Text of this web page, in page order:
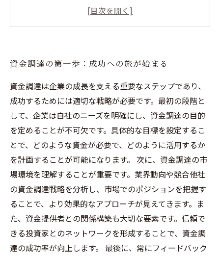
市場環境の理解：適切な資金調達方法を見つけ
未来を見据えて：資金調達の戦略的進化
資金調達の第一歩：成功への旅が始まる
資金調達は企業の成長を支える重要なステップであり、
成功するためには適切な戦略が必要です。最初の段階と
して、企業は自社のニーズを明確にし、資金調達の目的
を定めることが不可欠です。具体的な目標を設定するこ
とで、どのような資金が必要で、どのように活用するか
を計画することが可能になります。 次に、資金調達の市
場環境を理解することが重要です。業界動向や競合他社
の資金調達戦略を分析し、市場でのポジションを把握す
ることで、より効果的なアプローチが見えてきます。ま
た、資金提供者との関係構築も大切な要素です。信頼で
きる投資家とのネットワークを形成することで、資金調
達の成功率が向上します。 最後に、常にフィードバック